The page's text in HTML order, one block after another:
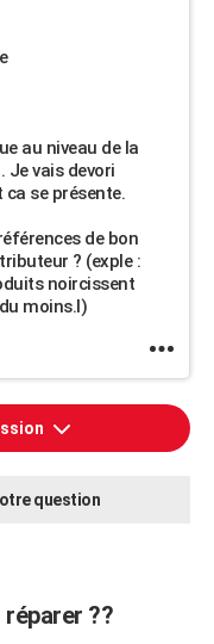
au niveau de la
Je vais devori
se présente.
de bon
? (exple :
noircissent
moins.l)
question
??